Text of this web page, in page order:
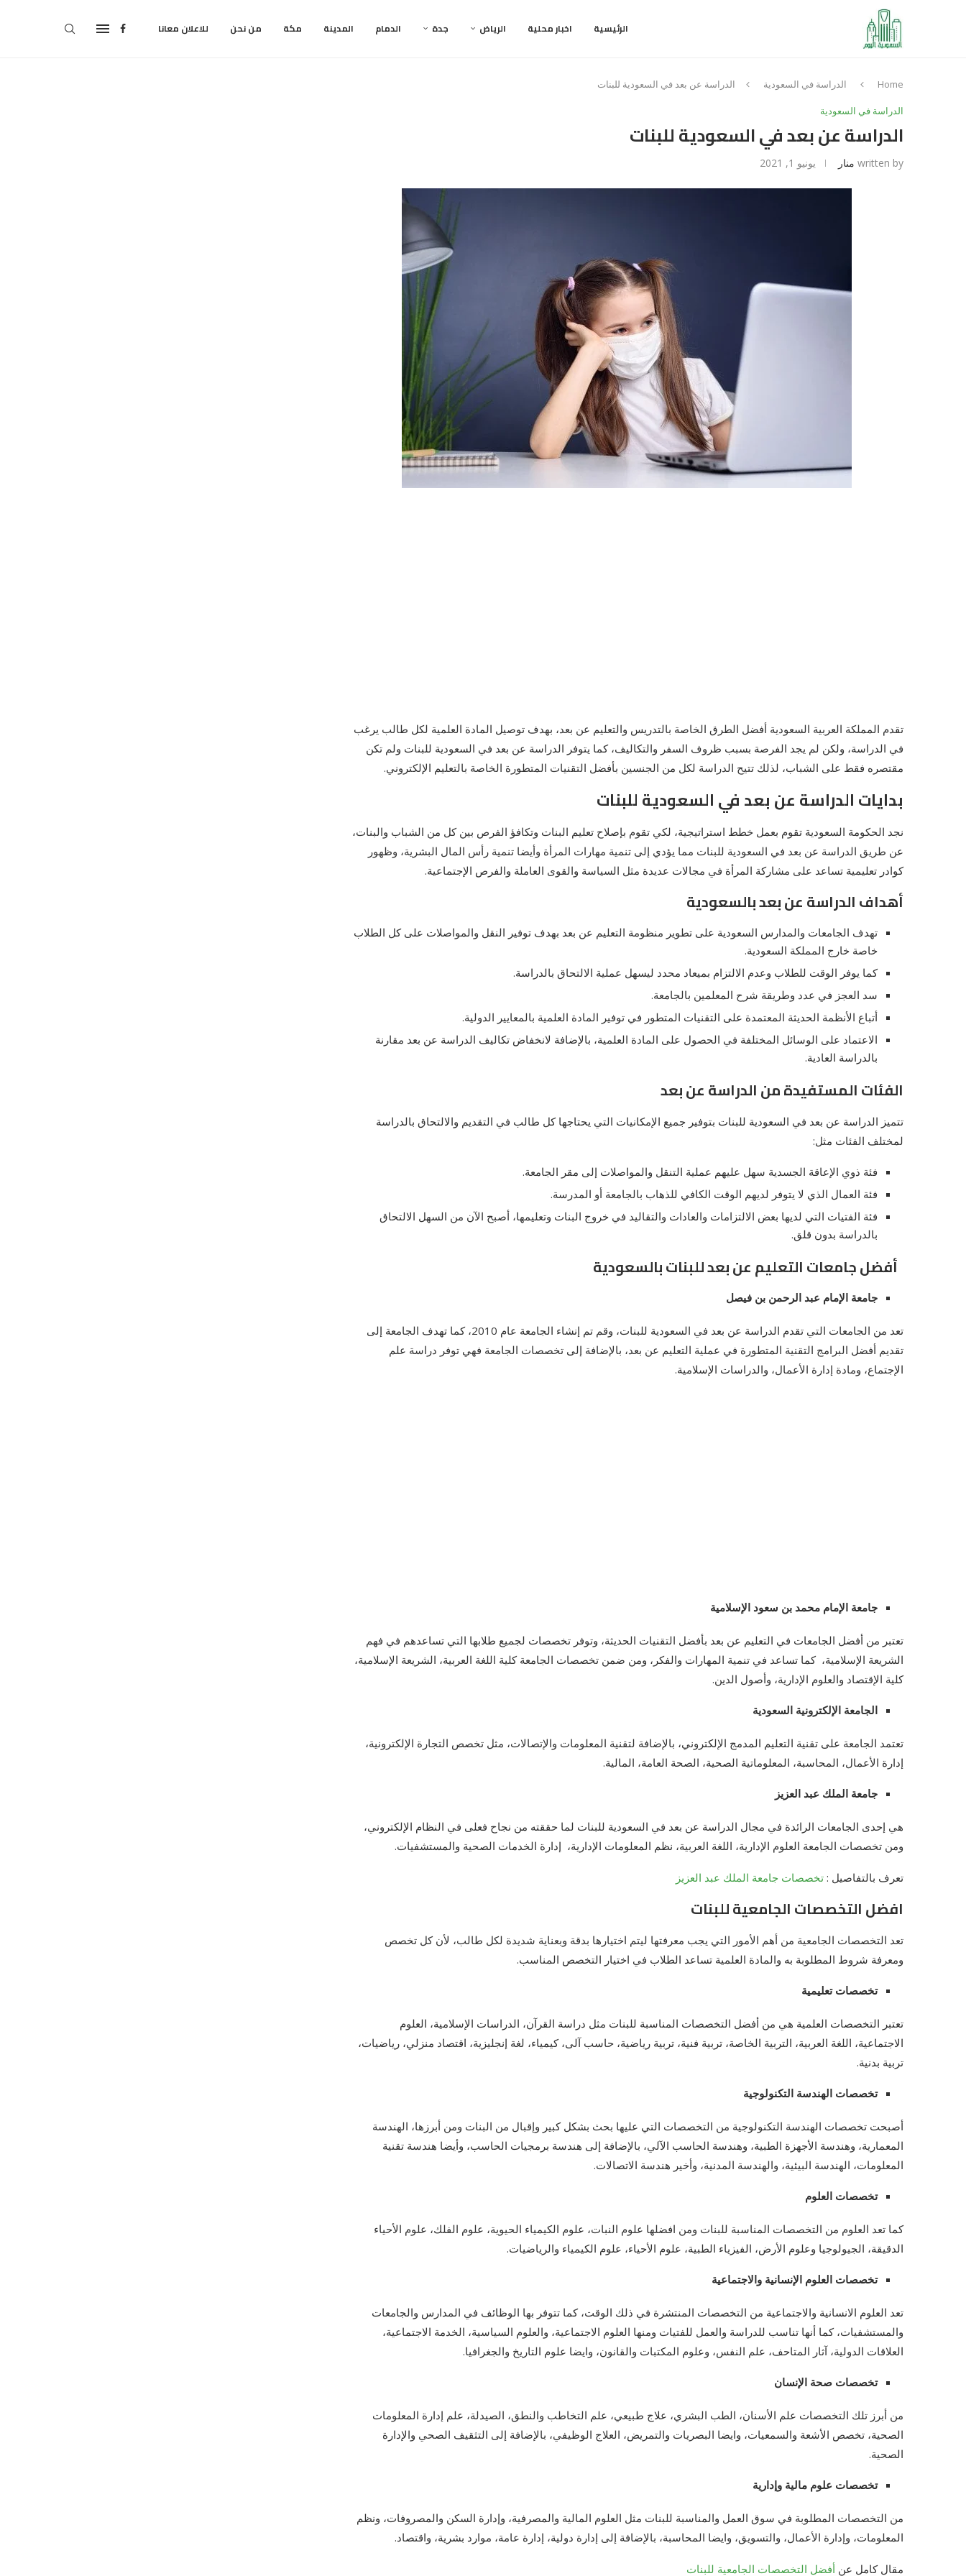
الرئيسية اخبار محلية الرياض جدة الدمام المدينة مكة من نحن للاعلان معانا
Home الدراسة في السعودية الدراسة عن بعد في السعودية للبنات
الدراسة في السعودية
الدراسة عن بعد في السعودية للبنات
written by منار يونيو 1, 2021
تقدم المملكة العربية السعودية أفضل الطرق الخاصة بالتدريس والتعليم عن بعد، بهدف توصيل المادة العلمية لكل طالب يرغب
في الدراسة، ولكن لم يجد الفرصة بسبب ظروف السفر والتكاليف، كما يتوفر الدراسة عن بعد في السعودية للبنات ولم تكن
مقتصره فقط على الشباب، لذلك تتيح الدراسة لكل من الجنسين بأفضل التقنيات المتطورة الخاصة بالتعليم الإلكتروني.
بدايات الدراسة عن بعد في السعودية للبنات
نجد الحكومة السعودية تقوم بعمل خطط استراتيجية، لكي تقوم بإصلاح تعليم البنات وتكافؤ الفرص بين كل من الشباب والبنات،
عن طريق الدراسة عن بعد في السعودية للبنات مما يؤدي إلى تنمية مهارات المرأة وأيضا تنمية رأس المال البشرية، وظهور
كوادر تعليمية تساعد على مشاركة المرأة في مجالات عديدة مثل السياسة والقوى العاملة والفرص الإجتماعية.
أهداف الدراسة عن بعد بالسعودية
تهدف الجامعات والمدارس السعودية على تطوير منظومة التعليم عن بعد بهدف توفير النقل والمواصلات على كل الطلاب
خاصة خارج المملكة السعودية.
كما يوفر الوقت للطلاب وعدم الالتزام بميعاد محدد ليسهل عملية الالتحاق بالدراسة.
سد العجز في عدد وطريقة شرح المعلمين بالجامعة.
أتباع الأنظمة الحديثة المعتمدة على التقنيات المتطور في توفير المادة العلمية بالمعايير الدولية.
الاعتماد على الوسائل المختلفة في الحصول على المادة العلمية، بالإضافة لانخفاض تكاليف الدراسة عن بعد مقارنة
بالدراسة العادية.
الفئات المستفيدة من الدراسة عن بعد
تتميز الدراسة عن بعد في السعودية للبنات بتوفير جميع الإمكانيات التي يحتاجها كل طالب في التقديم والالتحاق بالدراسة
لمختلف الفئات مثل:
فئة ذوي الإعاقة الجسدية سهل عليهم عملية التنقل والمواصلات إلى مقر الجامعة.
فئة العمال الذي لا يتوفر لديهم الوقت الكافي للذهاب بالجامعة أو المدرسة.
فئة الفتيات التي لديها بعض الالتزامات والعادات والتقاليد في خروج البنات وتعليمها، أصبح الآن من السهل الالتحاق
بالدراسة بدون قلق.
أفضل جامعات التعليم عن بعد للبنات بالسعودية
جامعة الإمام عبد الرحمن بن فيصل
تعد من الجامعات التي تقدم الدراسة عن بعد في السعودية للبنات
، وقم تم إنشاء الجامعة عام 2010، كما تهدف الجامعة إلى
تقديم أفضل البرامج التقنية المتطورة في عملية التعليم عن بعد، بالإضافة إلى تخصصات الجامعة فهي توفر دراسة علم
الإجتماع، ومادة إدارة الأعمال، والدراسات الإسلامية.
جامعة الإمام محمد بن سعود الإسلامية
تعتبر من أفضل الجامعات في التعليم عن بعد بأفضل التقنيات الحديثة، وتوفر تخصصات لجميع طلابها التي تساعدهم في فهم
الشريعة الإسلامية، كما تساعد في تنمية المهارات والفكر، ومن ضمن تخصصات الجامعة كلية اللغة العربية، الشريعة الإسلامية،
كلية الإقتصاد والعلوم الإدارية، وأصول الدين.
الجامعة الإلكترونية السعودية
تعتمد الجامعة على تقنية التعليم المدمج الإلكتروني، بالإضافة لتقنية المعلومات والإتصالات، مثل تخصص التجارة الإلكترونية،
إدارة الأعمال، المحاسبة، المعلوماتية الصحية، الصحة العامة، المالية.
جامعة الملك عبد العزيز
هي إحدى الجامعات الرائدة في مجال الدراسة عن بعد في السعودية للبنات لما حققته من نجاح فعلى في النظام الإلكتروني،
ومن تخصصات الجامعة العلوم الإدارية، اللغة العربية، نظم المعلومات الإدارية، إدارة الخدمات الصحية والمستشفيات.
تعرف بالتفاصيل : تخصصات جامعة الملك عبد العزيز
افضل التخصصات الجامعية للبنات
تعد التخصصات الجامعية من أهم الأمور التي يجب معرفتها ليتم اختيارها بدقة وبعناية شديدة لكل طالب، لأن كل تخصص
ومعرفة شروط المطلوبة به والمادة العلمية تساعد الطلاب في اختيار التخصص المناسب.
تخصصات تعليمية
تعتبر التخصصات العلمية هي من أفضل التخصصات المناسبة للبنات مثل دراسة القرآن، الدراسات الإسلامية، العلوم
الاجتماعية، اللغة العربية، التربية الخاصة، تربية فنية، تربية رياضية، حاسب آلى، كيمياء، لغة إنجليزية، اقتصاد منزلي، رياضيات،
تربية بدنية.
تخصصات الهندسة التكنولوجية
أصبحت تخصصات الهندسة التكنولوجية من التخصصات التي عليها بحث بشكل كبير وإقبال من البنات ومن أبرزها، الهندسة
المعمارية، وهندسة الأجهزة الطبية، وهندسة الحاسب الآلي، بالإضافة إلى هندسة برمجيات الحاسب، وأيضا هندسة تقنية
المعلومات، الهندسة البيئية، والهندسة المدنية، وأخير هندسة الاتصالات.
تخصصات العلوم
كما تعد العلوم من التخصصات المناسبة للبنات ومن افضلها علوم النبات، علوم الكيمياء الحيوية، علوم الفلك، علوم الأحياء
الدقيقة، الجيولوجيا وعلوم الأرض، الفيزياء الطبية، علوم الأحياء، علوم الكيمياء والرياضيات.
تخصصات العلوم الإنسانية والاجتماعية
تعد العلوم الانسانية والاجتماعية من التخصصات المنتشرة في ذلك الوقت، كما تتوفر بها الوظائف في المدارس والجامعات
والمستشفيات، كما أنها تناسب للدراسة والعمل للفتيات ومنها العلوم الاجتماعية، والعلوم السياسية، الخدمة الاجتماعية،
العلاقات الدولية، آثار المتاحف، علم النفس، وعلوم المكتبات والقانون، وايضا علوم التاريخ والجغرافيا.
تخصصات صحة الإنسان
من أبرز تلك التخصصات علم الأسنان، الطب البشري، علاج طبيعي، علم التخاطب والنطق، الصيدلة، علم إدارة المعلومات
الصحية، تخصص الأشعة والسمعيات، وايضا البصريات والتمريض، العلاج الوظيفي، بالإضافة إلى التثقيف الصحي والإدارة
الصحية.
تخصصات علوم مالية وإدارية
من التخصصات المطلوبة في سوق العمل والمناسبة للبنات مثل العلوم المالية والمصرفية، وإدارة السكن والمصروفات، ونظم
المعلومات، وإدارة الأعمال، والتسويق، وايضا المحاسبة، بالإضافة إلى إدارة دولية، إدارة عامة، موارد بشرية، واقتصاد.
مقال كامل عن أفضل التخصصات الجامعية للبنات